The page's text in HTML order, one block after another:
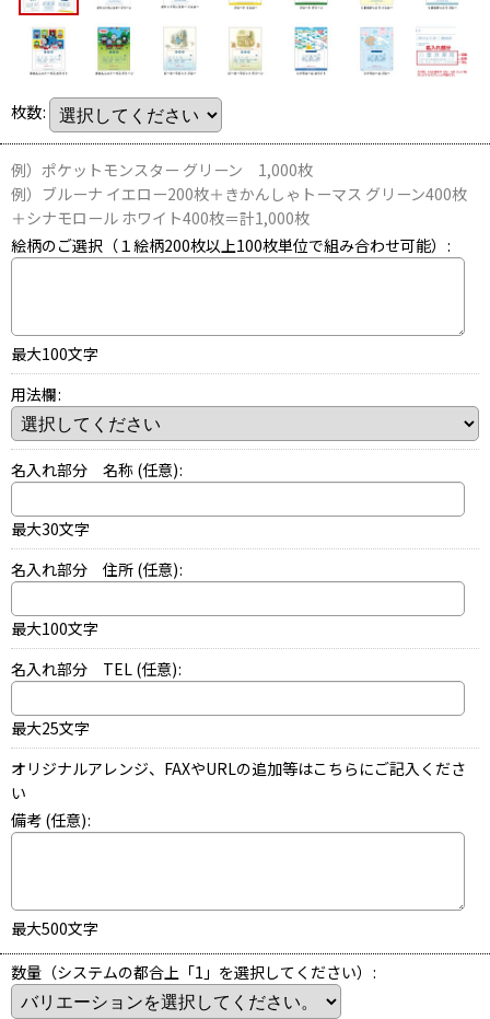
枚数:
例）ポケットモンスター グリーン 1,000枚
例）ブルーナ イエロー200枚＋きかんしゃトーマス グリーン400枚
＋シナモロール ホワイト400枚＝計1,000枚
絵柄のご選択（１絵柄200枚以上100枚単位で組み合わせ可能） :
最大100文字
用法欄:
名入れ部分 名称 (任意):
最大30文字
名入れ部分 住所 (任意):
最大100文字
名入れ部分 TEL (任意):
最大25文字
オリジナルアレンジ、FAXやURLの追加等はこちらにご記入くださ
い
備考 (任意):
最大500文字
数量（システムの都合上「1」を選択してください） :